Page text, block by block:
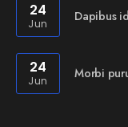
24
Jun Dapibus
24
Jun Morbi